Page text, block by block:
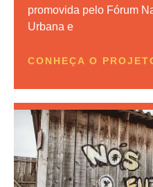
promovida pelo Fórum
Urbana e
CONHEÇA O